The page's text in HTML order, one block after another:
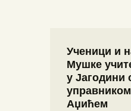
Ученици и
Мушке
у Јагодини
Аџићем